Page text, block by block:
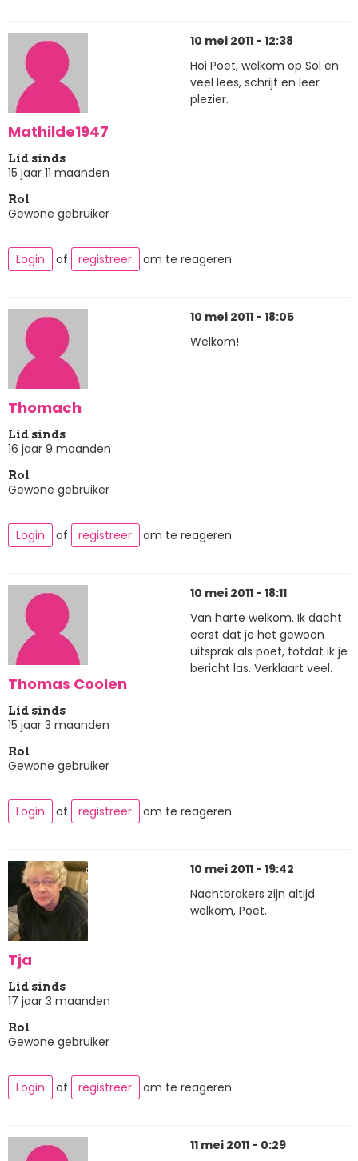
Mathilde1947
Lid sinds
15 jaar 11 maanden
Rol
Gewone gebruiker
10 mei 2011 - 12:38
Hoi Poet, welkom op Sol en
veel lees, schrijf en leer
plezier.
Login of registreer om te reageren
Thomach
Lid sinds
16 jaar 9 maanden
Rol
Gewone gebruiker
10 mei 2011 - 18:05
Welkom!
Login of registreer om te reageren
Thomas Coolen
Lid sinds
15 jaar 3 maanden
Rol
Gewone gebruiker
10 mei 2011 - 18:11
Van harte welkom. Ik dacht
eerst dat je het gewoon
uitsprak als poet, totdat ik je
bericht las. Verklaart veel.
Login of registreer om te reageren
Tja
Lid sinds
17 jaar 3 maanden
Rol
Gewone gebruiker
10 mei 2011 - 19:42
Nachtbrakers zijn altijd
welkom, Poet.
Login of registreer om te reageren
11 mei 2011 - 0:29